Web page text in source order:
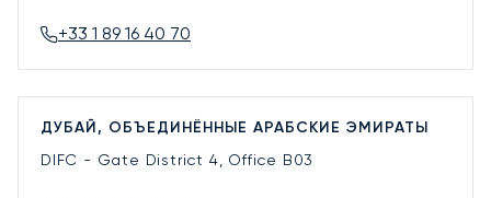
+33 1 89 16 40 70
ДУБАЙ, ОБЪЕДИНЁННЫЕ АРАБСКИЕ ЭМИРАТЫ
DIFC - Gate District 4, Office B03